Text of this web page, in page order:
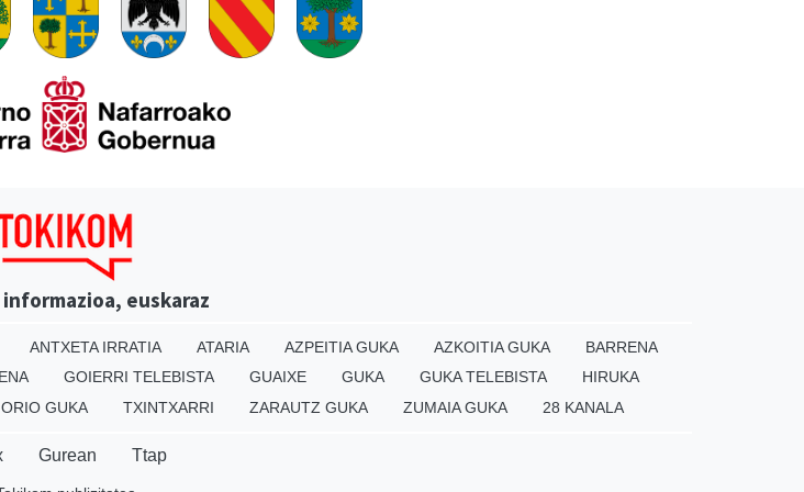
euskaraz
ANTXETA IRRATIA ATARIA AZPEITIA GUKA AZKOITIA GUKA
BARRENA
GOIERRI TELEBISTA GUAIXE GUKA GUKA TELEBISTA
HIRUKA
ORIO GUKA TXINTXARRI ZARAUTZ GUKA ZUMAIA GUKA 28 KANALA
Gurean Ttap